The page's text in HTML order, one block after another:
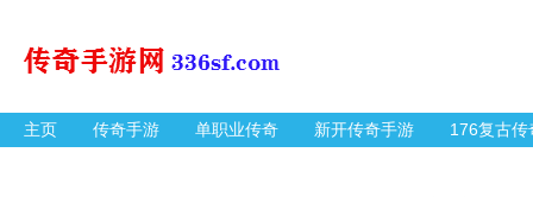
主页 传奇手游 单职业传奇 新开传奇手游 176复古传